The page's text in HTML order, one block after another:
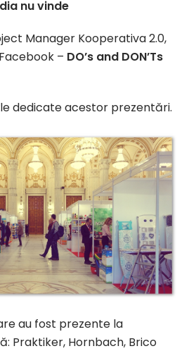
nu vinde
Manager Kooperativa 2.0,
– DO’s and DON’Ts
dedicate acestor prezentări.
au fost prezente la
Praktiker, Hornbach, Brico